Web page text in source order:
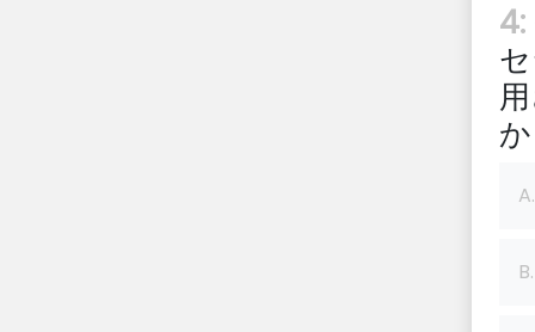
4:
A.
B.